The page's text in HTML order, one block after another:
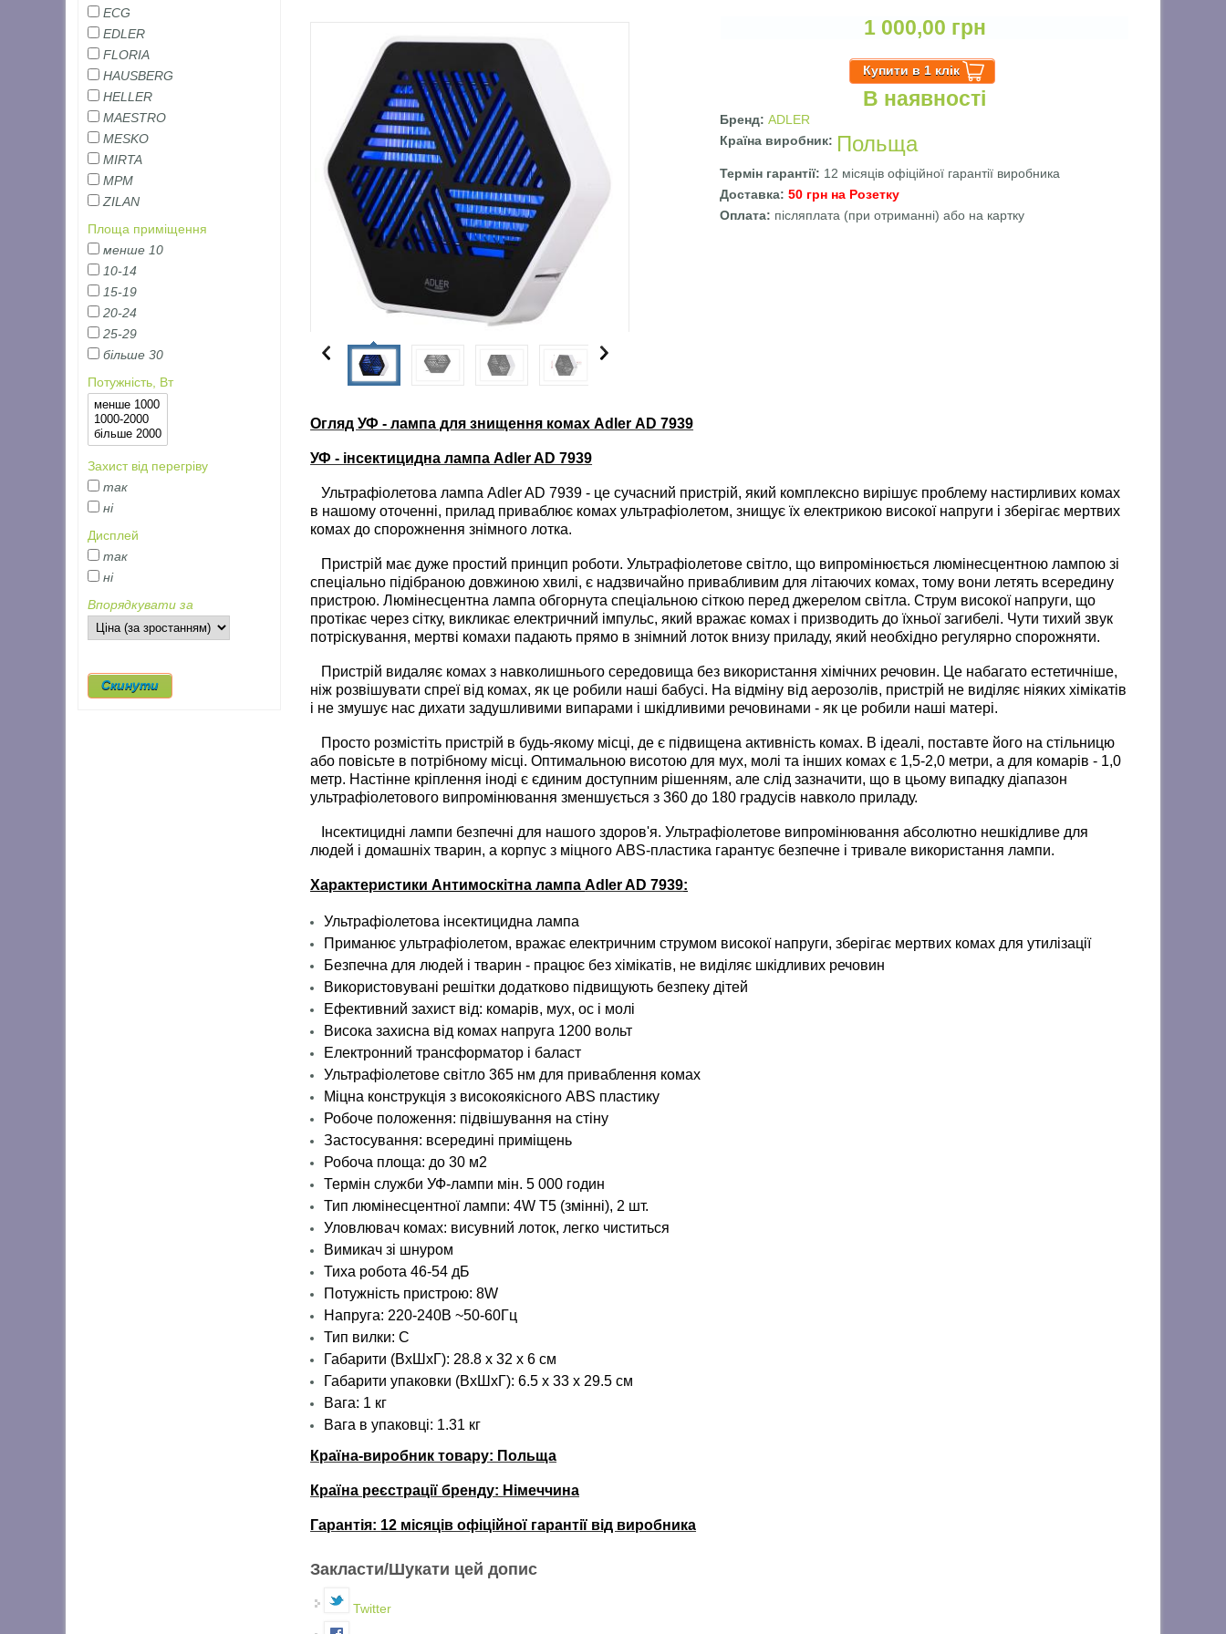
1 000,00 грн
В наявності
Бренд:ADLER
Країна виробник: Польща
Термін гарантії: 12 місяців офіційної гарантії виробника
Доставка:50 грн на Розетку
Оплата: післяплата (при отриманні) або на картку
Огляд УФ - лампа для знищення комах Adler AD 7939
УФ - інсектицидна лампа Adler AD 7939
Ультрафіолетова лампа Adler AD 7939 - це сучасний пристрій, який комплексно вирішує проблему настирливих комах
в нашому оточенні, прилад приваблює комах ультрафіолетом, знищує їх електрикою високої напруги і зберігає мертвих
комах до спорожнення знімного лотка.
Пристрій має дуже простий принцип роботи. Ультрафіолетове світло, що випромінюється люмінесцентною лампою зі
спеціально підібраною довжиною хвилі, є надзвичайно привабливим для літаючих комах, тому вони летять всередину
пристрою. Люмінесцентна лампа обгорнута спеціальною сіткою перед джерелом світла. Струм високої напруги, що
протікає через сітку, викликає електричний імпульс, який вражає комах і призводить до їхньої загибелі. Чути тихий звук
потріскування, мертві комахи падають прямо в знімний лоток внизу приладу, який необхідно регулярно спорожняти.
Пристрій видаляє комах з навколишнього середовища без використання хімічних речовин. Це набагато естетичніше,
ніж розвішувати спреї від комах, як це робили наші бабусі. На відміну від аерозолів, пристрій не виділяє ніяких хімікатів
і не змушує нас дихати задушливими випарами і шкідливими речовинами - як це робили наші матері.
Просто розмістіть пристрій в будь-якому місці, де є підвищена активність комах. В ідеалі, поставте його на стільницю
або повісьте в потрібному місці. Оптимальною висотою для мух, молі та інших комах є 1,5-2,0 метри, а для комарів - 1,0
метр. Настінне кріплення іноді є єдиним доступним рішенням, але слід зазначити, що в цьому випадку діапазон
ультрафіолетового випромінювання зменшується з 360 до 180 градусів навколо приладу.
Інсектицидні лампи безпечні для нашого здоров'я. Ультрафіолетове випромінювання абсолютно нешкідливе для
людей і домашніх тварин, а корпус з міцного ABS-пластика гарантує безпечне і тривале використання лампи.
Характеристики Антимоскітна лампаAdler AD 7939:
Ультрафіолетова інсектицидна лампа
Приманює ультрафіолетом, вражає електричним струмом високої напруги, зберігає мертвих комах для утилізації
Безпечна для людей і тварин - працює без хімікатів, не виділяє шкідливих речовин
Використовувані решітки додатково підвищують безпеку дітей
Ефективний захист від: комарів, мух, ос і молі
Висока захисна від комах напруга 1200 вольт
Електронний трансформатор і баласт
Ультрафіолетове світло 365 нм для приваблення комах
Міцна конструкція з високоякісного ABS пластику
Робоче положення: підвішування на стіну
Застосування: всередині приміщень
Робоча площа: до 30 м2
Термін служби УФ-лампи мін. 5 000 годин
Тип люмінесцентної лампи: 4W T5 (змінні), 2 шт.
Уловлювач комах: висувний лоток, легко чиститься
Вимикач зі шнуром
Тиха робота 46-54 дБ
Потужність пристрою: 8W
Напруга: 220-240В ~50-60Гц
Тип вилки: C
Габарити (ВхШхГ): 28.8 x 32 x 6 см
Габарити упаковки (ВхШхГ): 6.5 х 33 х 29.5 см
Вага: 1 кг
Вага в упаковці: 1.31 кг
Країна-виробник товару: Польща
Країна реєстрації бренду: Німеччина
Гарантія: 12 місяців офіційної гарантії від виробника
Закласти/Шукати цей допис
Twitter
ECG
EDLER
FLORIA
HAUSBERG
HELLER
MAESTRO
MESKO
MIRTA
MPM
ZILAN
Площа приміщення
менше 10
10-14
15-19
20-24
25-29
більше 30
Потужність, Вт
Захист від перегріву
так
ні
Дисплей
так
ні
Впорядкувати за